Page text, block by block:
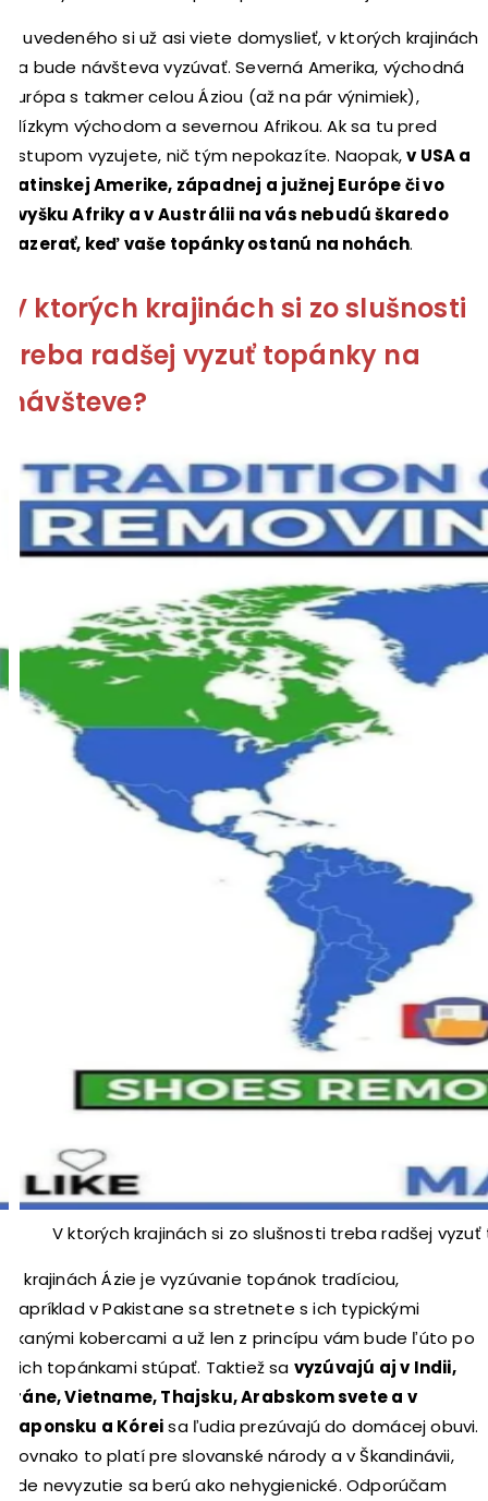
Z uvedeného si už asi viete domyslieť, v ktorých krajinách
sa bude návšteva vyzúvať. Severná Amerika, východná
Európa s takmer celou Áziou (až na pár výnimiek),
Blízkym východom a severnou Afrikou. Ak sa tu pred
vstupom vyzujete, nič tým nepokazíte. Naopak,v USA a
Latinskej Amerike, západnej a južnej Európe či vo
zvyšku Afriky a v Austrálii na vás nebudú škaredo
zazerať, keď vaše topánky ostanú na nohách.
V ktorých krajinách si zo slušnosti
treba radšej vyzuť topánky na
návšteve?
V ktorých krajinách si zo slušnosti treba radšej
V krajinách Ázie je vyzúvanie topánok tradíciou,
napríklad v Pakistane sa stretnete s ich typickými
tkanými kobercami a už len z princípu vám bude ľúto po
nich topánkami stúpať. Taktiež sa vyzúvajú aj v Indii,
Iráne, Vietname, Thajsku, Arabskom svete a v
Japonsku a Kóreisa ľudia prezúvajú do domácej obuvi.
Rovnako to platí pre slovanské národy a v Škandinávii,
kde nevyzutie sa berú ako nehygienické. Odporúčam